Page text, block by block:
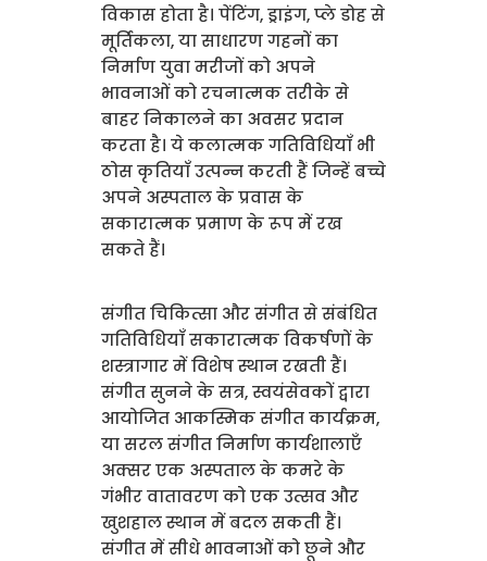
विकास होता है। पेंटिंग, ड्राइंग, प्ले डोह से
मूर्तिकला, या साधारण गहनों का
निर्माण युवा मरीजों को अपने
भावनाओं को रचनात्मक तरीके से
बाहर निकालने का अवसर प्रदान
करता है। ये कलात्मक गतिविधियाँ भी
ठोस कृतियाँ उत्पन्न करती हैं जिन्हें बच्चे
अपने अस्पताल के प्रवास के
सकारात्मक प्रमाण के रूप में रख
सकते हैं।
संगीत चिकित्सा और संगीत से संबंधित
गतिविधियाँ सकारात्मक विकर्षणों के
शस्त्रागार में विशेष स्थान रखती हैं।
संगीत सुनने के सत्र, स्वयंसेवकों द्वारा
आयोजित आकस्मिक संगीत कार्यक्रम,
या सरल संगीत निर्माण कार्यशालाएँ
अक्सर एक अस्पताल के कमरे के
गंभीर वातावरण को एक उत्सव और
खुशहाल स्थान में बदल सकती हैं।
संगीत में सीधे भावनाओं को छूने और